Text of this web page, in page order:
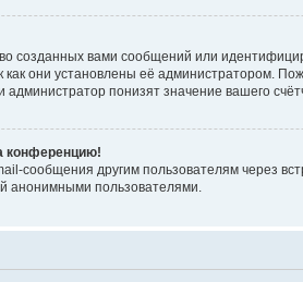
созданных вами сообщений или
они установлены её администратором.
понизят значение вашего
конференцию!
сообщения другим пользователям через
анонимными пользователями.